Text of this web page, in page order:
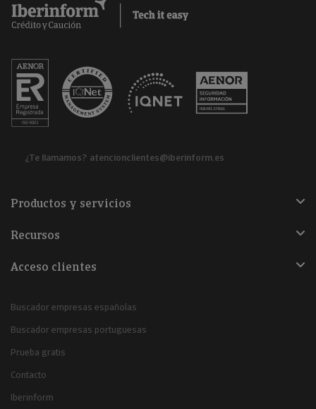
¿Te llamamos? atencionclientes@iberinform.es
Productos y servicios
Recursos
Acceso clientes
Buscador empresas españolas
Buscador empresas portuguesas
Prueba gratis
Contacto
Iberinform